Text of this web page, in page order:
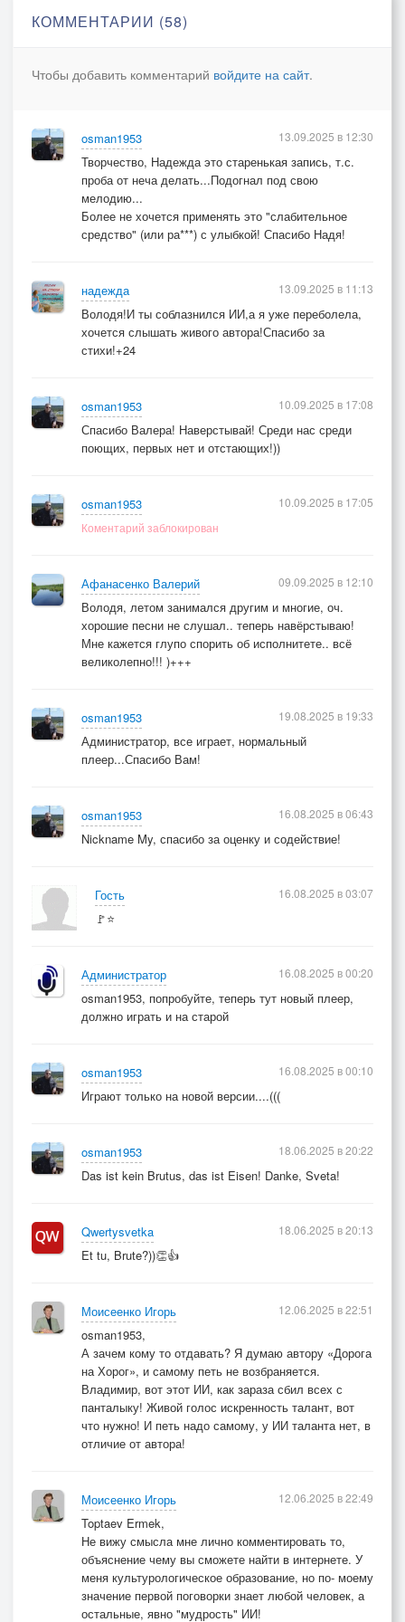
Покаяний несть числа,
Ну, а ты в муравах здешних
Стало быть, ты здесь поспешно.
Без греха твори Добро!"
Я вернулся. Свет а оконце.
То ли было, то ли нет.
Всё как прежде, греет солнце,
И кружился белой птицей
Аист над своим гнездом,
Да над домом, над светлицей,
Пролистал в молчании книгу...
КОММЕНТАРИИ (58)
Чтобы добавить комментарий войдите на сайт.
osman1953
Творчество, Надежда это старенькая запись, т.с.
проба от неча делать...Подогнал под свою
мелодию...
Более не хочется применять это "слабительное
средство" (или ра***) с улыбкой! Спасибо Надя!
13.09.2025 в 12:30
надежда
Володя!И ты соблазнился ИИ,а я уже переболела,
хочется слышать живого автора!Спасибо за
стихи!+24
13.09.2025 в 11:13
osman1953
Спасибо Валера! Наверстывай! Среди нас среди
поющих, первых нет и отстающих!))
10.09.2025 в 17:08
osman1953
Коментарий заблокирован
10.09.2025 в 17:05
Афанасенко Валерий
Володя, летом занимался другим и многие, оч.
хорошие песни не слушал.. теперь навёрстываю!
Мне кажется глупо спорить об исполнитете.. всё
великолепно!!! )+++
09.09.2025 в 12:10
osman1953
Администратор, все играет, нормальный
плеер...Спасибо Вам!
19.08.2025 в 19:33
osman1953
Nickname My, спасибо за оценку и содействие!
16.08.2025 в 06:43
Гость
🚩⭐
16.08.2025 в 03:07
Администратор
osman1953, попробуйте, теперь тут новый плеер,
должно играть и на старой
16.08.2025 в 00:20
osman1953
Играют только на новой версии....(((
16.08.2025 в 00:10
osman1953
Das ist kein Brutus, das ist Eisen! Danke, Sveta!
18.06.2025 в 20:22
Qwertysvetka
Et tu, Brute?))👏👍
18.06.2025 в 20:13
Моисеенко Игорь
osman1953,
А зачем кому то отдавать? Я думаю автору «Дорога
на Хорог», и самому петь не возбраняется.
Владимир, вот этот ИИ, как зараза сбил всех с
панталыку! Живой голос искренность талант, вот
что нужно! И петь надо самому, у ИИ таланта нет, в
отличие от автора!
12.06.2025 в 22:51
Моисеенко Игорь
Toptaev Ermek,
Не вижу смысла мне лично комментировать то,
объяснение чему вы сможете найти в интернете. У
меня культурологическое образование, но по- моему
значение первой поговорки знает любой человек, а
остальные, явно "мудрость" ИИ!
12.06.2025 в 22:49